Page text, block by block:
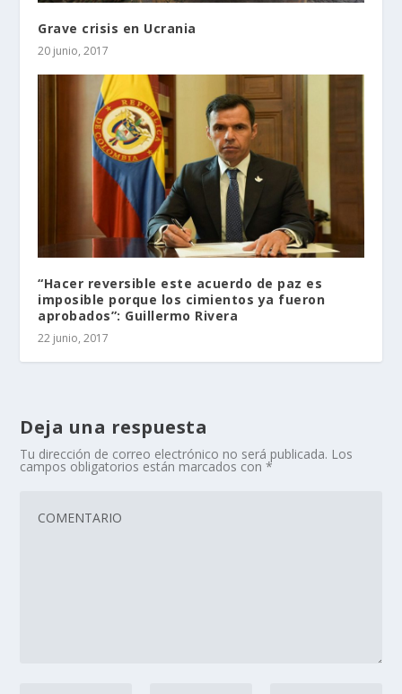
Grave crisis en Ucrania
20 junio, 2017
“Hacer reversible este acuerdo de paz es
imposible porque los cimientos ya fueron
aprobados”: Guillermo Rivera
22 junio, 2017
Deja una respuesta
Tu dirección de correo electrónico no será publicada. Los
campos obligatorios están marcados con*